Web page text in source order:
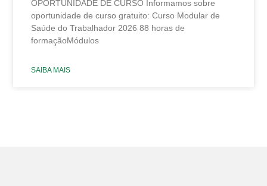
OPORTUNIDADE DE CURSO Informamos sobre
oportunidade de curso gratuito: Curso Modular de
Saúde do Trabalhador 2026 88 horas de
formaçãoMódulos
SAIBA MAIS